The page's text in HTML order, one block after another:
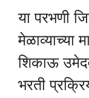
या परभणी
मेळाव्याच्या
शिकाऊ
भरती